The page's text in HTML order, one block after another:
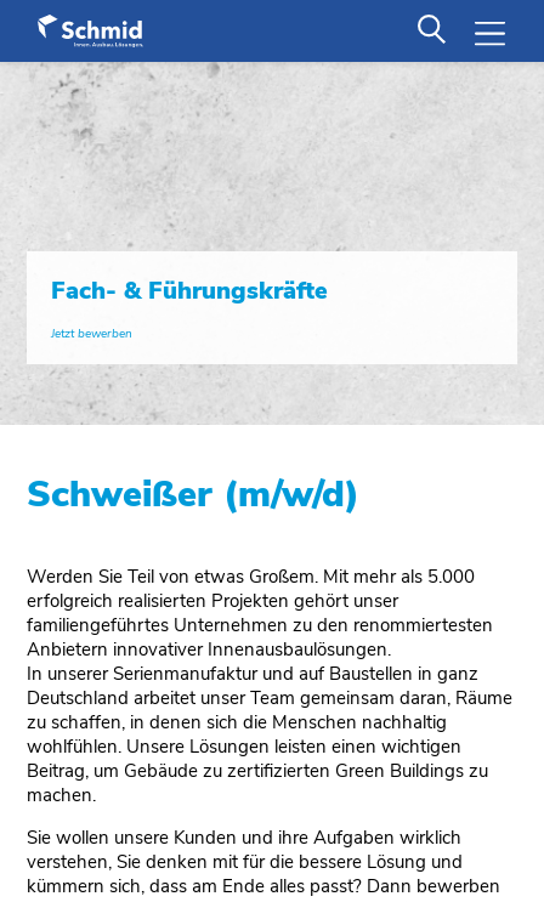
Fach- & Führungskräfte
Jetzt bewerben
Schweißer (m/w/d)
Werden Sie Teil von etwas Großem. Mit mehr als 5.000
erfolgreich realisierten Projekten gehört unser
familiengeführtes Unternehmen zu den renommiertesten
Anbietern innovativer Innenausbaulösungen.
In unserer Serienmanufaktur und auf Baustellen in ganz
Deutschland arbeitet unser Team gemeinsam daran, Räume
zu schaffen, in denen sich die Menschen nachhaltig
wohlfühlen. Unsere Lösungen leisten einen wichtigen
Beitrag, um Gebäude zu zertiﬁzierten Green Buildings zu
machen.
Sie wollen unsere Kunden und ihre Aufgaben wirklich
verstehen, Sie denken mit für die bessere Lösung und
kümmern sich, dass am Ende alles passt? Dann bewerben